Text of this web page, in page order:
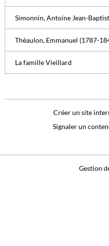
Simonnin, Antoine Jean-Baptist
Théaulon, Emmanuel (1787-
La famille Vieillard
Créer un site
Signaler un
Gestion